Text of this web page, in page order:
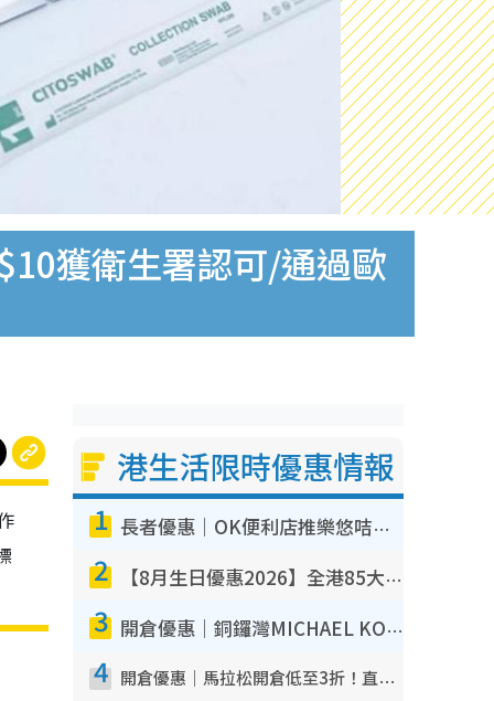
獲衛生署認可/通過歐
港生活限時優惠情報
1 長者優惠｜OK便利店推樂悠咭優惠！買麵包/牛奶/保健品拍卡即減
2 【8月生日優惠2026】全港85大食買玩著數攻略 自助餐/火鍋放題同行免費＋誠品/DONKI送現金券
3 開倉優惠｜銅鑼灣MICHAEL KORS開倉低至17折！直擊$500起買手袋/銀包/鞋款 必買經典Jet Set系列
4 開倉優惠｜馬拉松開倉低至3折！直擊$99起買adidas／New Balance／Puma鞋款 STANLEY保溫杯劈價至$119起